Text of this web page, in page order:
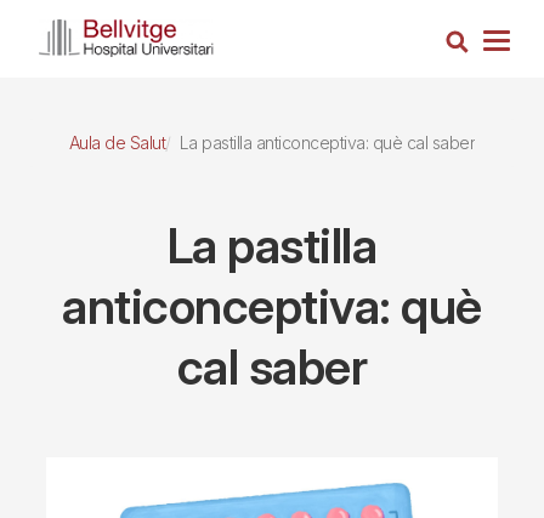
Cerca
Aula de Salut La pastilla anticonceptiva: què cal saber
La pastilla
anticonceptiva: què
cal saber